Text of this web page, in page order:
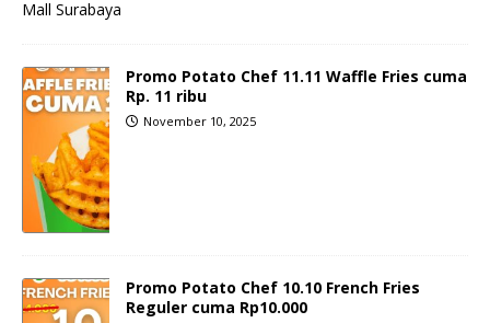
Mall Surabaya
Promo Potato Chef 11.11 Waffle Fries cuma
Rp. 11 ribu
November 10, 2025
Promo Potato Chef 10.10 French Fries
Reguler cuma Rp10.000